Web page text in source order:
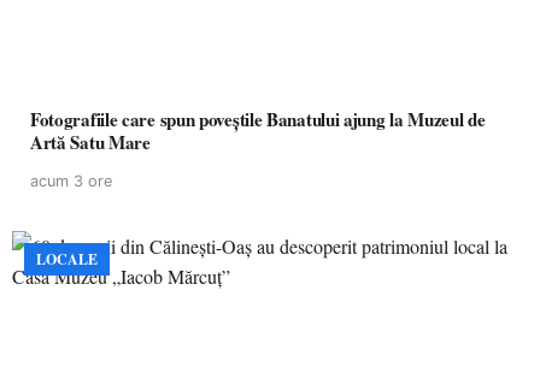
Fotografiile care spun poveștile Banatului ajung la Muzeul de
Artă Satu Mare
acum 3 ore
LOCALE